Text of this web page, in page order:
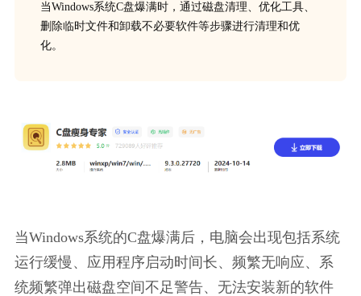
当Windows系统C盘爆满时，通过磁盘清理、优化工具、
删除临时文件和卸载不必要软件等步骤进行清理和优
化。
当Windows系统的C盘爆满后，电脑会出现包括系统
运行缓慢、应用程序启动时间长、频繁无响应、系
统频繁弹出磁盘空间不足警告、无法安装新的软件